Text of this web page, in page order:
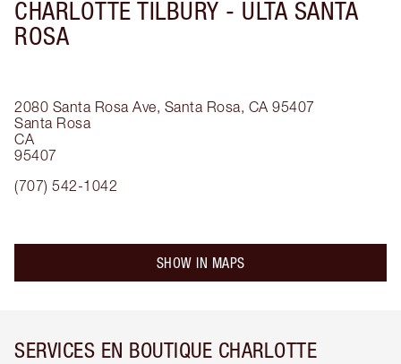
CHARLOTTE TILBURY - ULTA SANTA
ROSA
2080 Santa Rosa Ave, Santa Rosa, CA 95407
Santa Rosa
CA
95407
(707) 542-1042
SHOW IN MAPS
SERVICES EN BOUTIQUE CHARLOTTE